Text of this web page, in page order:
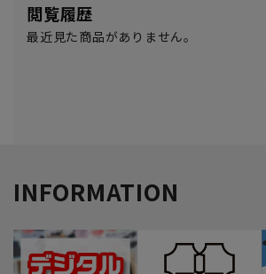
閲覧履歴
最近見た商品がありません。
INFORMATION